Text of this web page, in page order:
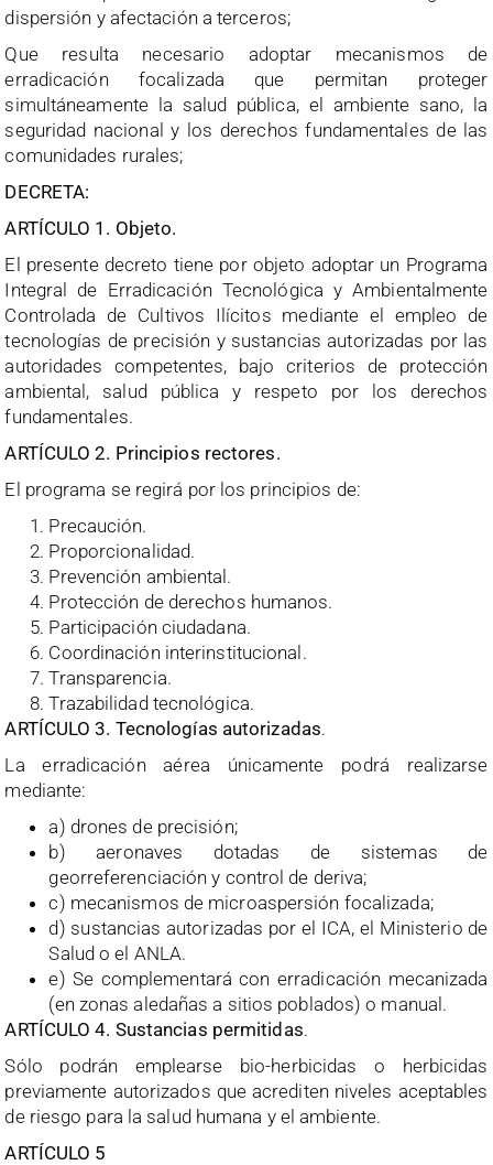
dispersión y afectación a terceros;
Que resulta necesario adoptar mecanismos de
erradicación focalizada que permitan proteger
simultáneamente la salud pública, el ambiente sano, la
seguridad nacional y los derechos fundamentales de las
comunidades rurales;
DECRETA:
ARTÍCULO 1. Objeto.
El presente decreto tiene por objeto adoptar un Programa
Integral de Erradicación Tecnológica y Ambientalmente
Controlada de Cultivos Ilícitos mediante el empleo de
tecnologías de precisión y sustancias autorizadas por las
autoridades competentes, bajo criterios de protección
ambiental, salud pública y respeto por los derechos
fundamentales.
ARTÍCULO 2. Principios rectores.
El programa se regirá por los principios de:
Precaución.
Proporcionalidad.
Prevención ambiental.
Protección de derechos humanos.
Participación ciudadana.
Coordinación interinstitucional.
Transparencia.
Trazabilidad tecnológica.
ARTÍCULO 3. Tecnologías autorizadas.
La erradicación aérea únicamente podrá realizarse
mediante:
a) drones de precisión;
b) aeronaves dotadas de sistemas de
georreferenciación y control de deriva;
c) mecanismos de microaspersión focalizada;
d) sustancias autorizadas por el ICA, el Ministerio de
Salud o el ANLA.
e) Se complementará con erradicación mecanizada
(en zonas aledañas a sitios poblados) o manual.
ARTÍCULO 4. Sustancias permitidas.
Sólo podrán emplearse bio-herbicidas o herbicidas
previamente autorizados que acrediten niveles aceptables
de riesgo para la salud humana y el ambiente.
ARTÍCULO 5